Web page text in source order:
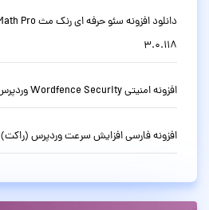
3.0.118
افزونه امنیتی Wordfence Security وردپرس نسخه 8.1.4
افزونه فارسی افزایش سرعت وردپرس (راکت) WP Rocket نسخه 3.23.1